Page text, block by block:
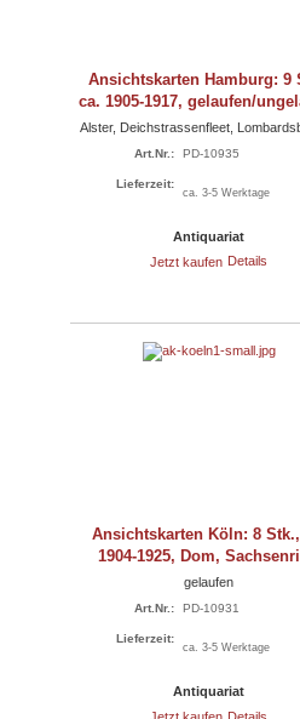
Ansichtskarten Hamburg: 9
ca. 1905-1917, gelaufen/
Alster, Deichstrassenfleet,
Art.Nr.: PD-10935
Lieferzeit:
ca. 3-5 Werktage
Antiquariat
Jetzt kaufen Details
Ansichtskarten Köln: 8
1904-1925, Dom,
gelaufen
Art.Nr.: PD-10931
Lieferzeit:
ca. 3-5 Werktage
Antiquariat